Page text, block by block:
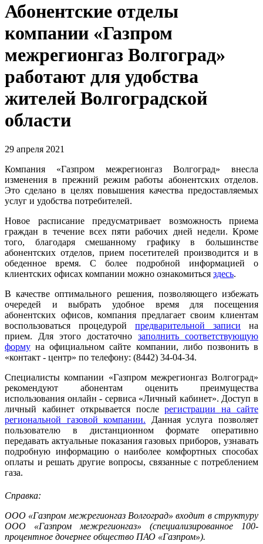
Абонентские отделы
компании «Газпром
межрегионгаз Волгоград»
работают для удобства
жителей Волгоградской
области
29 апреля 2021
Компания «Газпром межрегионгаз Волгоград» внесла
изменения в прежний режим работы абонентских отделов.
Это сделано в целях повышения качества предоставляемых
услуг и удобства потребителей.
Новое расписание предусматривает возможность приема
граждан в течение всех пяти рабочих дней недели. Кроме
того, благодаря смешанному графику в большинстве
абонентских отделов, прием посетителей производится и в
обеденное время. С более подробной информацией о
клиентских офисах компании можно ознакомиться здесь.
В качестве оптимального решения, позволяющего избежать
очередей и выбрать удобное время для посещения
абонентских офисов, компания предлагает своим клиентам
воспользоваться процедурой предварительной записи на
прием. Для этого достаточно заполнить соответствующую
форму на официальном сайте компании, либо позвонить в
«контакт - центр» по телефону: (8442) 34-04-34.
Специалисты компании «Газпром межрегионгаз Волгоград»
рекомендуют абонентам оценить преимущества
использования онлайн - сервиса «Личный кабинет». Доступ в
личный кабинет открывается послерегистрации на сайте
региональной газовой компании. Данная услуга позволяет
пользователю в дистанционном формате оперативно
передавать актуальные показания газовых приборов, узнавать
подробную информацию о наиболее комфортных способах
оплаты и решать другие вопросы, связанные с потреблением
газа.
Справка:
ООО «Газпром межрегионгаз Волгоград» входит в структуру
ООО «Газпром межрегионгаз» (специализированное 100-
процентное дочернее общество ПАО «Газпром»).